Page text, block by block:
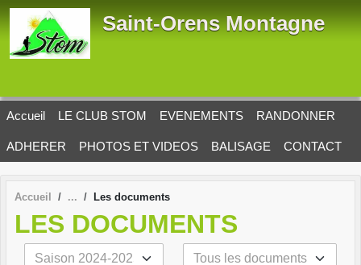
Saint-Orens Montagne
Accueil LE CLUB STOM EVENEMENTS RANDONNER
ADHERER PHOTOS ET VIDEOS BALISAGE CONTACT
Accueil Les documents
LES DOCUMENTS
Panneau de gestion des cookies